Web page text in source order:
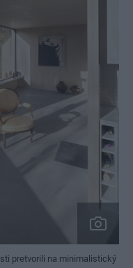
pretvorili na minimalistický